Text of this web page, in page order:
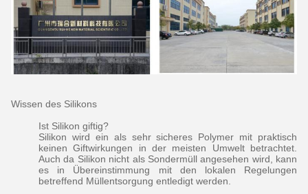
Wissen des Silikons
Ist Silikon giftig?
Silikon wird ein als sehr sicheres Polymer mit praktisch
keinen Giftwirkungen in der meisten Umwelt betrachtet.
Auch da Silikon nicht als Sondermüll angesehen wird, kann
es in Übereinstimmung mit den lokalen Regelungen
betreffend Müllentsorgung entledigt werden.